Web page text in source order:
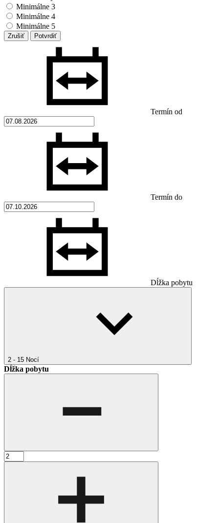
Minimálne 3
Minimálne 4
Minimálne 5
Zrušiť Potvrdiť
Termín od
Termín do
Dĺžka pobytu
2 - 15 Nocí
Dĺžka pobytu